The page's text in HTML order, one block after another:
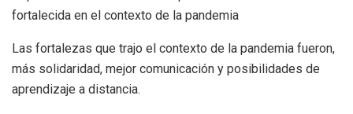
fortalecida en el contexto de la pandemia
Las fortalezas que trajo el contexto de la pandemia fueron,
más solidaridad, mejor comunicación y posibilidades de
aprendizaje a distancia.